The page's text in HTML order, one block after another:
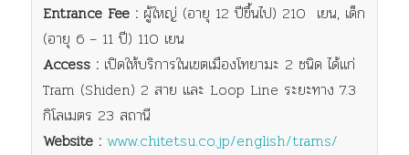
Entrance Fee :ผู้ใหญ่ (อายุ 12 ปีขึ้นไป) 210 เยน, เด็ก
(อายุ 6 – 11 ปี) 110 เยน
Access :เปิดให้บริการในเขตเมืองโทยามะ 2 ชนิด ได้แก่
Tram (Shiden) 2 สาย และ Loop Line ระยะทาง 7.3
กิโลเมตร 23 สถานี
Website : www.chitetsu.co.jp/english/trams/